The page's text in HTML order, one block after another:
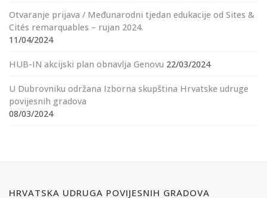
Otvaranje prijava / Međunarodni tjedan edukacije od Sites &
Cités remarquables – rujan 2024.
11/04/2024
HUB-IN akcijski plan obnavlja Genovu 22/03/2024
U Dubrovniku održana Izborna skupština Hrvatske udruge
povijesnih gradova
08/03/2024
HRVATSKA UDRUGA POVIJESNIH GRADOVA